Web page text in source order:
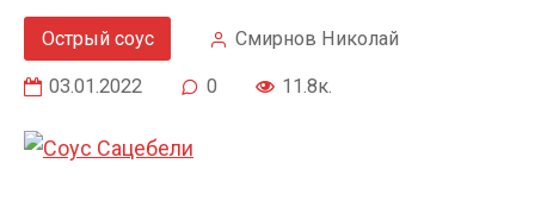
Острый соус Смирнов Николай
03.01.2022 0 11.8к.